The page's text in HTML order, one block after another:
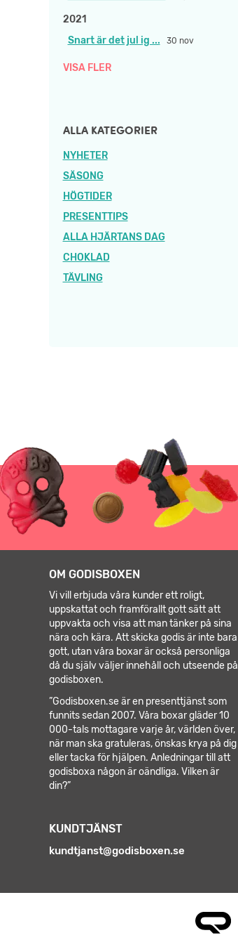
2021
Snart är det jul ig ...
30 nov
VISA FLER
ALLA KATEGORIER
NYHETER
SÄSONG
HÖGTIDER
PRESENTTIPS
ALLA HJÄRTANS DAG
CHOKLAD
TÄVLING
KUNDTJÄNST
kundtjanst@godisboxen.se
OM GODISBOXEN
Vi vill erbjuda våra kunder ett roligt,
uppskattat och framförallt gott sätt att
uppvakta och visa att man tänker på sina
nära och kära. Att skicka godis är inte bara
gott, utan våra boxar är också personliga
då du själv väljer innehåll och utseende på
godisboxen.
”Godisboxen.se är en presenttjänst som
funnits sedan 2007. Våra boxar gläder 10
000-tals mottagare varje år, världen över,
när man ska gratuleras, önskas krya på dig
eller tacka för hjälpen. Anledningar till att
godisboxa någon är oändliga. Vilken är
din?”